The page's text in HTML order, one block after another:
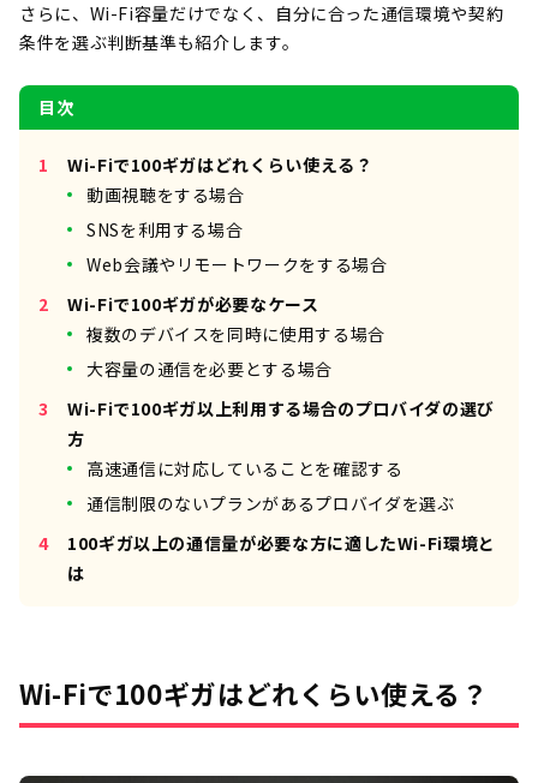
さらに、Wi-Fi容量だけでなく、自分に合った通信環境や契約
条件を選ぶ判断基準も紹介します。
目次
Wi-Fiで100ギガはどれくらい使える？
動画視聴をする場合
SNSを利用する場合
Web会議やリモートワークをする場合
Wi-Fiで100ギガが必要なケース
複数のデバイスを同時に使用する場合
大容量の通信を必要とする場合
Wi-Fiで100ギガ以上利用する場合のプロバイダの選び
方
高速通信に対応していることを確認する
通信制限のないプランがあるプロバイダを選ぶ
100ギガ以上の通信量が必要な方に適したWi-Fi環境と
は
Wi-Fiで100ギガはどれくらい使える？